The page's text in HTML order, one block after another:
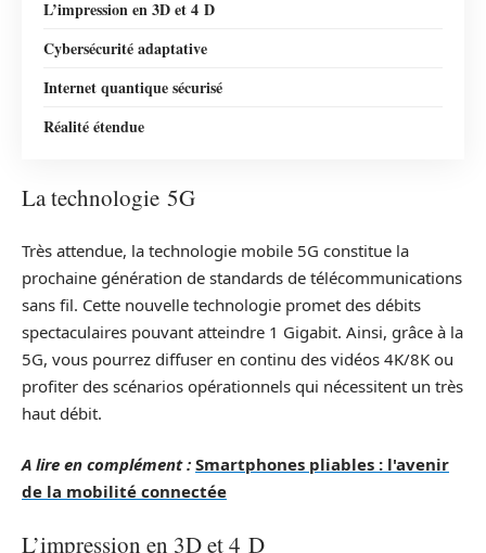
L’impression en 3D et 4 D
Cybersécurité adaptative
Internet quantique sécurisé
Réalité étendue
La technologie 5G
Très attendue, la technologie mobile 5G constitue la
prochaine génération de standards de télécommunications
sans fil. Cette nouvelle technologie promet des débits
spectaculaires pouvant atteindre 1 Gigabit. Ainsi, grâce à la
5G, vous pourrez diffuser en continu des vidéos 4K/8K ou
profiter des scénarios opérationnels qui nécessitent un très
haut débit.
A lire en complément : Smartphones pliables : l'avenir
de la mobilité connectée
L’impression en 3D et 4 D